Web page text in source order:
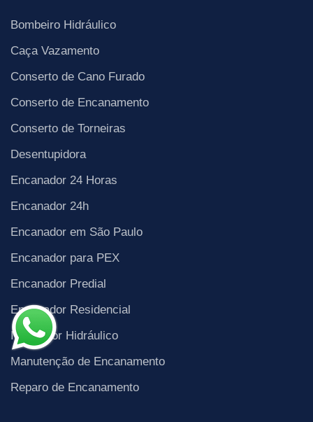
Bombeiro Hidráulico
Caça Vazamento
Conserto de Cano Furado
Conserto de Encanamento
Conserto de Torneiras
Desentupidora
Encanador 24 Horas
Encanador 24h
Encanador em São Paulo
Encanador para PEX
Encanador Predial
Encanador Residencial
Instalador Hidráulico
Manutenção de Encanamento
Reparo de Encanamento